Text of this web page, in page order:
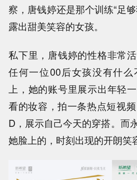
察，唐钱婷还是那个训练“足
露出甜美笑容的女孩。
私下里，唐钱婷的性格非常
任何一位00后女孩没有什
上，她的账号里展示出年轻
看的妆容，拍一条热点短视
D，展示自己今天的穿搭。而
她脸上的，时刻出现的开朗笑